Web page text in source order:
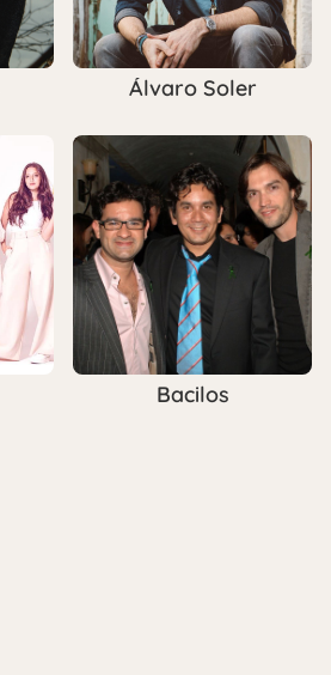
Álvaro Soler
Bacilos